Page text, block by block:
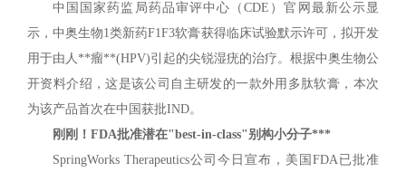
中国国家药监局药品审评中心（CDE）官网最新公示显
示，中奥生物1类新药F1F3软膏获得临床试验默示许可，拟开发
用于由人**瘤**(HPV)引起的尖锐湿疣的治疗。根据中奥生物公
开资料介绍，这是该公司自主研发的一款外用多肽软膏，本次
为该产品首次在中国获批IND。
刚刚！FDA批准潜在"best-in-class"别构小分子***
SpringWorks Therapeutics公司今日宣布，美国FDA已批准